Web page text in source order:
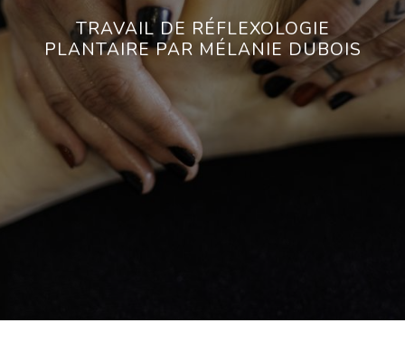
TRAVAIL DE RÉFLEXOLOGIE
PLANTAIRE PAR MÉLANIE DUBOIS